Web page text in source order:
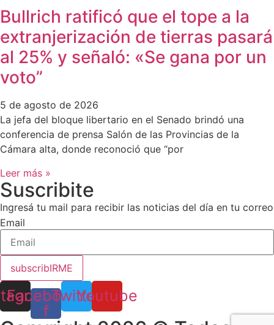
Bullrich ratificó que el tope a la
extranjerización de tierras pasará
al 25% y señaló: «Se gana por un
voto”
5 de agosto de 2026
La jefa del bloque libertario en el Senado brindó una
conferencia de prensa Salón de las Provincias de la
Cámara alta, donde reconoció que “por
Leer más »
Suscribite
Ingresá tu mail para recibir las noticias del día en tu correo
Email
subscribIRME
Facebook-
f
TwitterYoutube